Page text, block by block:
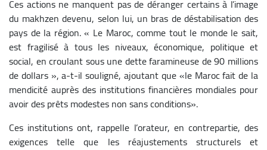
Ces actions ne manquent pas de déranger certains à l’image
du makhzen devenu, selon lui, un bras de déstabilisation des
pays de la région. « Le Maroc, comme tout le monde le sait,
est fragilisé à tous les niveaux, économique, politique et
social, en croulant sous une dette faramineuse de 90 millions
de dollars », a-t-il souligné, ajoutant que «le Maroc fait de la
mendicité auprès des institutions financières mondiales pour
avoir des prêts modestes non sans conditions».
Ces institutions ont, rappelle l’orateur, en contrepartie, des
exigences telle que les réajustements structurels et